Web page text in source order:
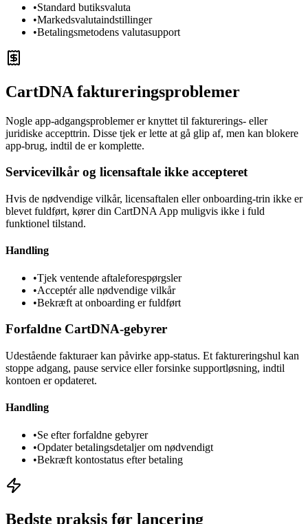
•Standard butiksvaluta
•Markedsvalutaindstillinger
•Betalingsmetodens valutasupport
CartDNA faktureringsproblemer
Nogle app-adgangsproblemer er knyttet til fakturerings- eller
juridiske accepttrin. Disse tjek er lette at gå glip af, men kan blokere
app-brug, indtil de er komplette.
Servicevilkår og licensaftale ikke accepteret
Hvis de nødvendige vilkår, licensaftalen eller onboarding-trin ikke er
blevet fuldført, kører din CartDNA App muligvis ikke i fuld
funktionel tilstand.
Handling
•Tjek ventende aftaleforespørgsler
•Acceptér alle nødvendige vilkår
•Bekræft at onboarding er fuldført
Forfaldne CartDNA-gebyrer
Udestående fakturaer kan påvirke app-status. Et faktureringshul kan
stoppe adgang, pause service eller forsinke supportløsning, indtil
kontoen er opdateret.
Handling
•Se efter forfaldne gebyrer
•Opdater betalingsdetaljer om nødvendigt
•Bekræft kontostatus efter betaling
Bedste praksis før lancering